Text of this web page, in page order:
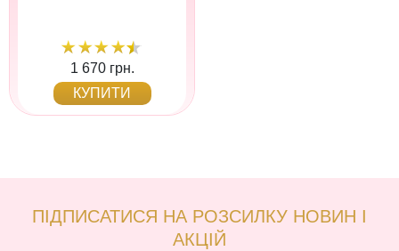
1 670 грн.
КУПИТИ
ПІДПИСАТИСЯ НА РОЗСИЛКУ НОВИН І
АКЦІЙ